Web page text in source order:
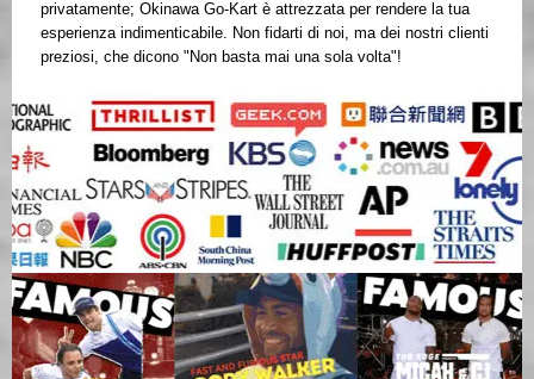
privatamente; Okinawa Go-Kart è attrezzata per rendere la tua
esperienza indimenticabile. Non fidarti di noi, ma dei nostri clienti
preziosi, che dicono "Non basta mai una sola volta"!